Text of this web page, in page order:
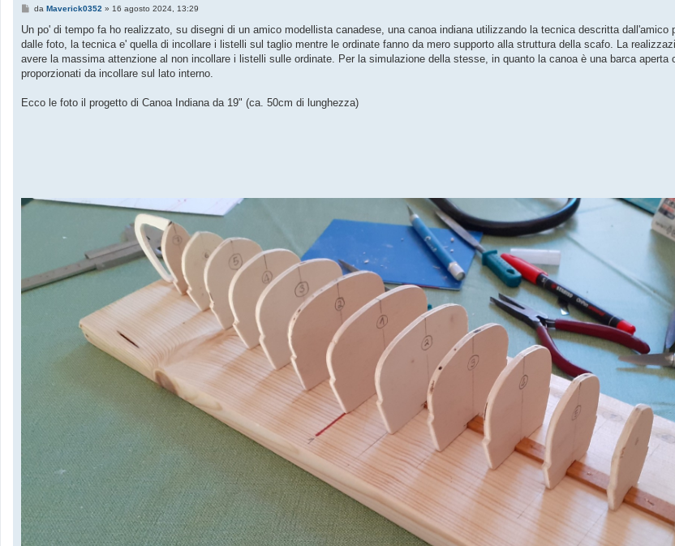
M
s
a
g
i
da Maverick0352 » 16 agosto 2024, 13:29
Un po' di tempo fa ho realizzato, su disegni di un amico modellista canadese, una canoa indiana utilizzando la tecnica descritta
dalle foto, la tecnica e' quella di incollare i listelli sul taglio mentre le ordinate fanno da mero supporto alla struttura della scafo. La
avere la massima attenzione al non incollare i listelli sulle ordinate. Per la simulazione della stesse, in quanto la canoa è una barca
proporzionati da incollare sul lato interno.
Ecco le foto il progetto di Canoa Indiana da 19" (ca. 50cm di lunghezza)